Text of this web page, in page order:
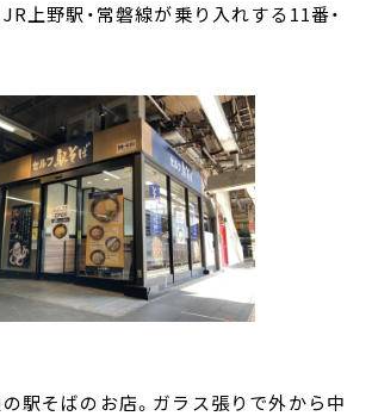
上野駅・常磐線が乗り入れする11番・
駅そばのお店。ガラス張りで外から中